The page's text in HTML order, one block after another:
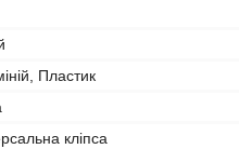
Пластик
кліпса